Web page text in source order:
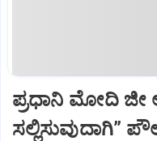
ಪ್ರಧಾನಿ ಮೋದಿ
ಸಲ್ಲಿಸುವುದಾಗಿ”